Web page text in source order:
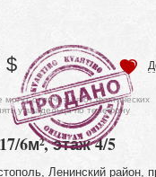
$
отличаться от фактических
у владельца по телефону
6м², этаж 4/5
Ленинский район,